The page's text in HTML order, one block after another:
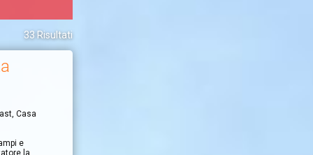
33 Risultati
Casa
e
la